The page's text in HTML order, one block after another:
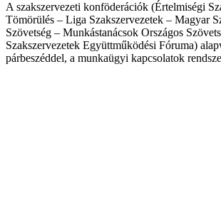
A szakszervezeti konföderációk (Értelmiségi
Tömörülés – Liga Szakszervezetek – Magyar
Szövetség – Munkástanácsok Országos
Szakszervezetek Együttműködési Fóruma)
párbeszéddel, a munkaügyi kapcsolatok